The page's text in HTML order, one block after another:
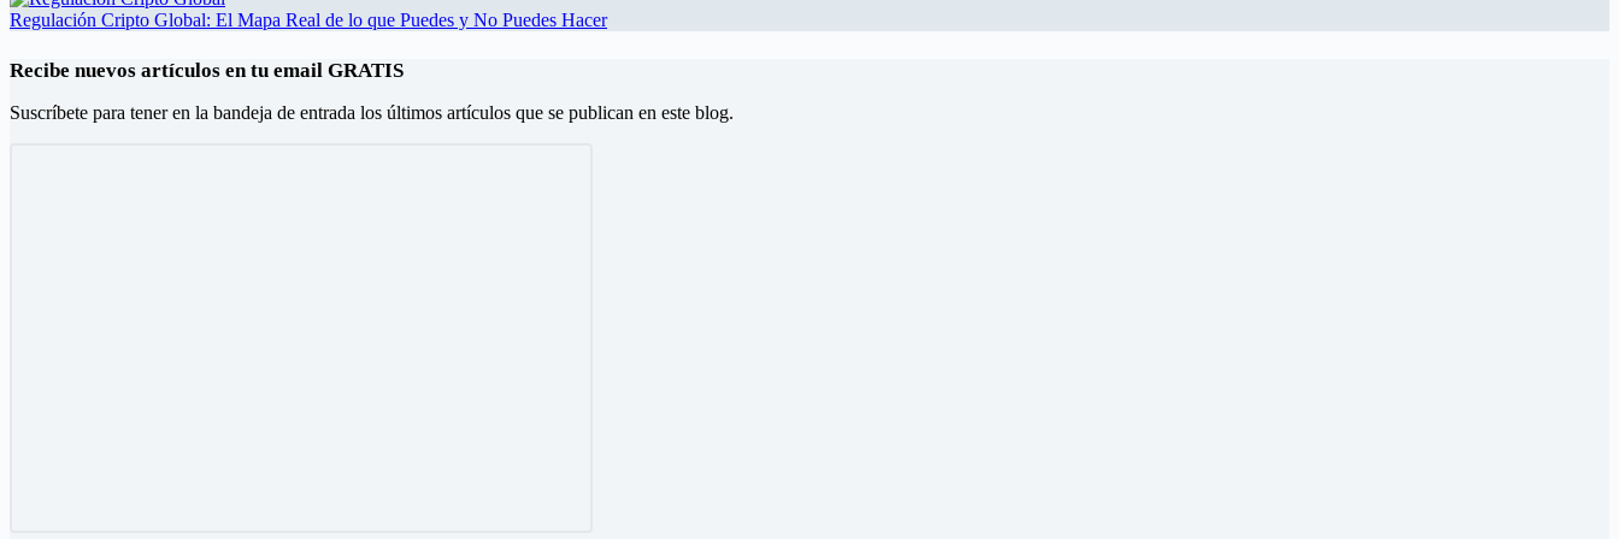
Regulación Cripto Global: El Mapa Real de lo que Puedes y No Puedes Hacer
Recibe nuevos artículos en tu email GRATIS
Suscríbete para tener en la bandeja de entrada los últimos artículos que se publican en este blog.